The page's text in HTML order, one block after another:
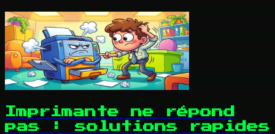
Imprimante ne répond
pas : solutions rapides